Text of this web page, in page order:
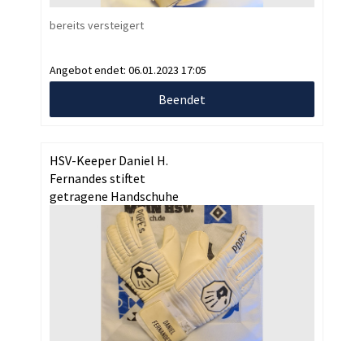
bereits versteigert
Angebot endet: 06.01.2023 17:05
Beendet
HSV-Keeper Daniel H.
Fernandes stiftet
getragene Handschuhe